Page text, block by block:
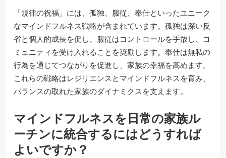
「規律の祝福」には、孤独、服従、奉仕といったユニーク
なマインドフルネス戦略が含まれています。孤独は深い反
省と個人的成長を促し、服従はコントロールを手放し、コ
ミュニティを受け入れることを奨励します。奉仕は無私の
行為を通じてつながりを促進し、家族の幸福を高めます。
これらの戦略はレジリエンスとマインドフルネスを育み、
バランスの取れた家族のダイナミクスを支えます。
マインドフルネスを日常の家族ル
ーチンに統合するにはどうすれば
よいですか？